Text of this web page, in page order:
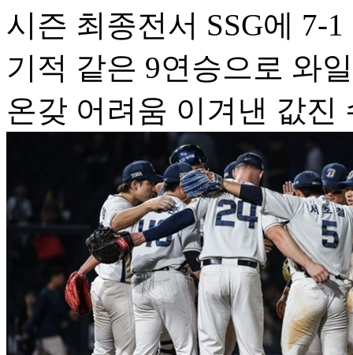
시즌 최종전서 SSG에 7-1
기적 같은 9연승으로 와
온갖 어려움 이겨낸 값진